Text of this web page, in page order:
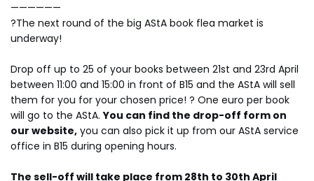
——————
?The next round of the big AStA book flea market is
underway!
Drop off up to 25 of your books between 21st and 23rd April
between 11:00 and 15:00 in front of B15 and the AStA will sell
them for you for your chosen price! ? One euro per book
will go to the AStA.You can find the drop-off form on
our website, you can also pick it up from our AStA service
office in B15 during opening hours.
The sell-off will take place from 28th to 30th April